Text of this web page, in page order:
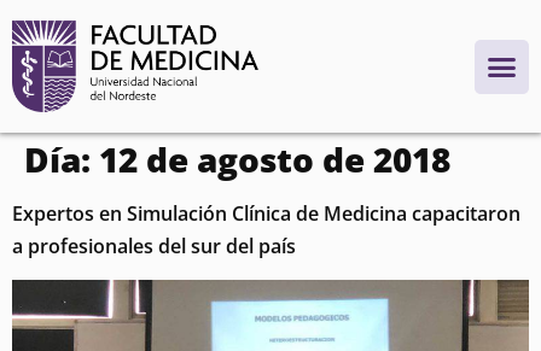
contenido
Día: 12 de agosto de 2018
Expertos en Simulación Clínica de Medicina capacitaron
a profesionales del sur del país